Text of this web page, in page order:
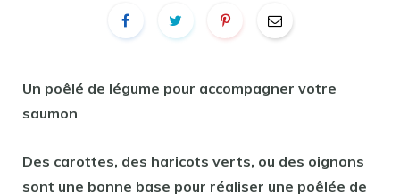
Un poêlé de légume pour accompagner votre
saumon
Des carottes, des haricots verts, ou des oignons
sont une bonne base pour réaliser une poêlée de